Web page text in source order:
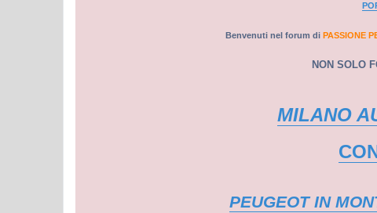
Benvenuti nel forum di PASSIONE
NON SOLO
MILANO
PEUGEOT IN